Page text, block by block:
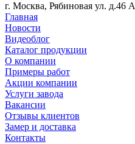
г. Москва, Рябиновая ул. д.46 А
Главная
Новости
Видеоблог
Каталог продукции
О компании
Примеры работ
Акции компании
Услуги завода
Вакансии
Отзывы клиентов
Замер и доставка
Контакты